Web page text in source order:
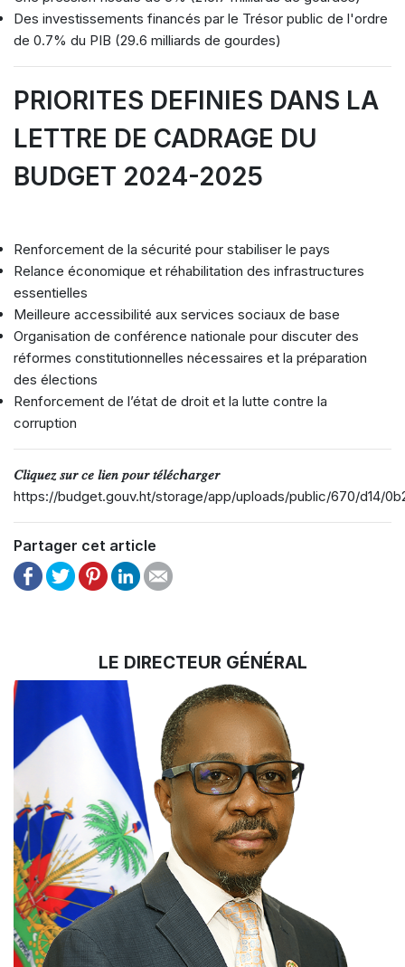
Des investissements financés par le Trésor public de l'ordre
de 0.7% du PIB (29.6 milliards de gourdes)
PRIORITES DEFINIES DANS LA
LETTRE DE CADRAGE DU
BUDGET 2024-2025
Renforcement de la sécurité pour stabiliser le pays
Relance économique et réhabilitation des infrastructures
essentielles
Meilleure accessibilité aux services sociaux de base
Organisation de conférence nationale pour discuter des
réformes constitutionnelles nécessaires et la préparation
des élections
Renforcement de l’état de droit et la lutte contre la
corruption
𝐶𝑙𝑖𝑞𝑢𝑒𝑧 𝑠𝑢𝑟 𝑐𝑒 𝑙𝑖𝑒𝑛 𝑝𝑜𝑢𝑟 𝑡𝑒́𝑙𝑒́𝑐ℎ𝑎𝑟𝑔𝑒𝑟
https://budget.gouv.ht/storage/app/uploads/public/670/d14/
Partager cet article
LE DIRECTEUR GÉNÉRAL